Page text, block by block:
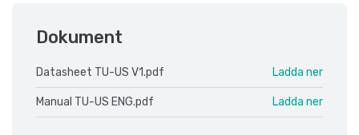
Dokument
Datasheet TU-US V1.pdf Ladda ner
Manual TU-US ENG.pdf Ladda ner